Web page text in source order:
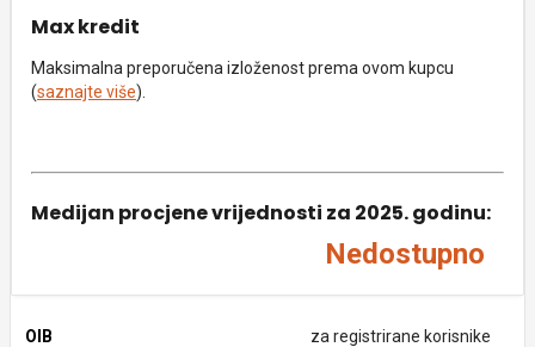
Max kredit
Maksimalna preporučena izloženost prema ovom kupcu
(saznajte više).
Medijan procjene vrijednosti za 2025. godinu:
Nedostupno
OIB za registrirane korisnike